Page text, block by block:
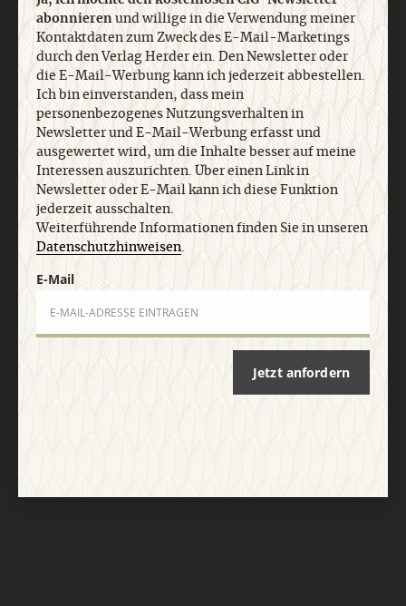
Vertrag widerrufen Abo online kündigen
Nach oben
abonnierenund willige in die Verwendung meiner
Kontaktdaten zum Zweck des E-Mail-Marketings
durch den Verlag Herder ein. Den Newsletter oder
die E-Mail-Werbung kann ich jederzeit abbestellen.
Ich bin einverstanden, dass mein
personenbezogenes Nutzungsverhalten in
Newsletter und E-Mail-Werbung erfasst und
ausgewertet wird, um die Inhalte besser auf meine
Interessen auszurichten. Über einen Link in
Newsletter oder E-Mail kann ich diese Funktion
jederzeit ausschalten.
Weiterführende Informationen finden Sie in unseren
Datenschutzhinweisen.
E-Mail
Jetzt anfordern